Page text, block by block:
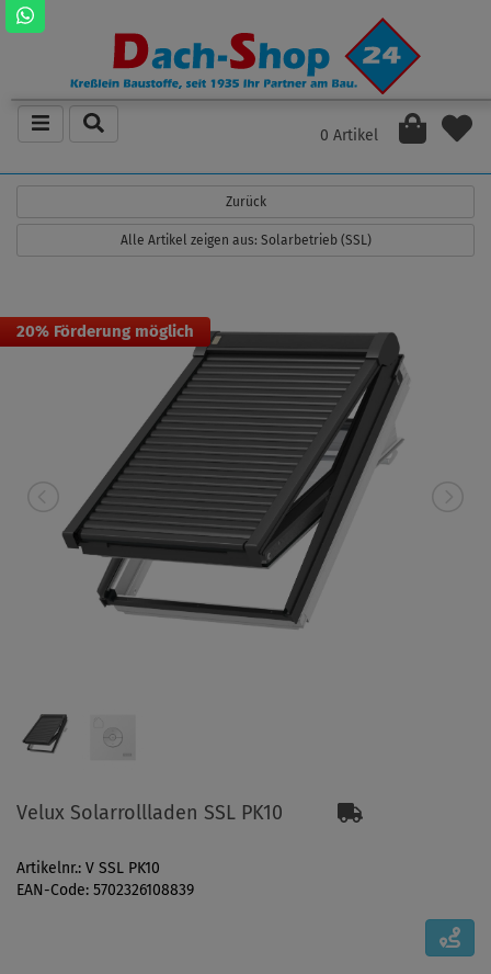
0 Artikel
Zurück
Alle Artikel zeigen aus: Solarbetrieb (SSL)
20% Förderung möglich
Velux Solarrollladen SSL PK10
Artikelnr.: V SSL PK10
EAN-Code: 5702326108839